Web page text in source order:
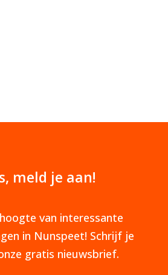
meld je aan!
van interessante
in Nunspeet! Schrijf je
gratis nieuwsbrief.